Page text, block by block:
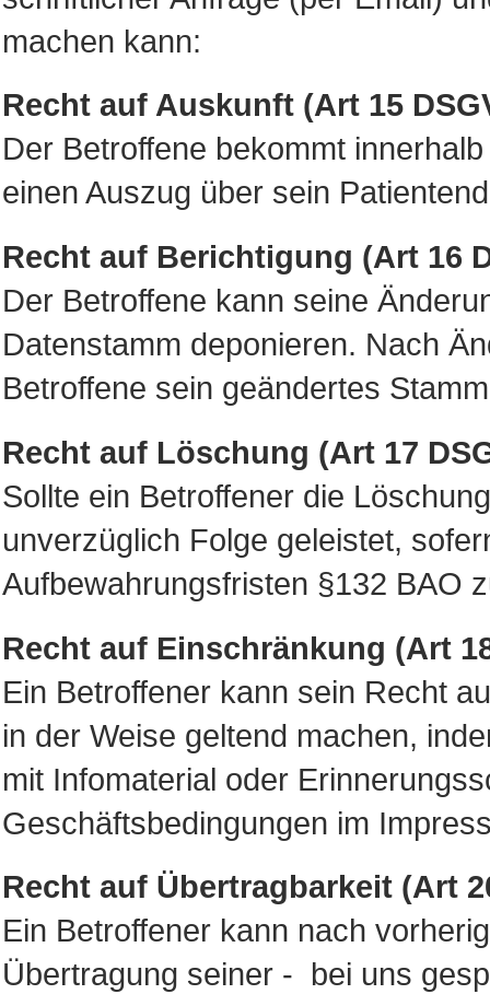
machen kann:
Recht auf Auskunft (Art 15
Der Betroffene bekommt
einen Auszug über sein
Recht auf Berichtigung (Art 16
Der Betroffene kann seine
Datenstamm deponieren. Nach
Betroffene sein geändertes
Recht auf Löschung (Art 17
Sollte ein Betroffener die
unverzüglich Folge geleistet,
Aufbewahrungsfristen §132 BAO
Recht auf Einschränkung (Art
Ein Betroffener kann sein Recht
in der Weise geltend machen,
mit Infomaterial oder
Geschäftsbedingungen im
Recht auf Übertragbarkeit (Art
Ein Betroffener kann nach
Übertragung seiner - bei uns